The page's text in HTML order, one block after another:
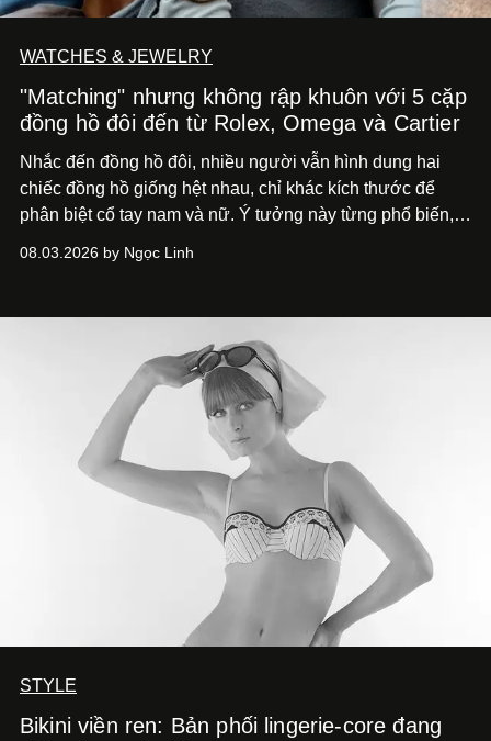
WATCHES & JEWELRY
"Matching" nhưng không rập khuôn với 5 cặp
đồng hồ đôi đến từ Rolex, Omega và Cartier
Nhắc đến đồng hồ đôi, nhiều người vẫn hình dung hai
chiếc đồng hồ giống hệt nhau, chỉ khác kích thước để
phân biệt cổ tay nam và nữ. Ý tưởng này từng phổ biến,
khá rập khuôn. Nói lời tạm biết hai phiên bản nam nữ
mải miết tìm kiếm sự đồng nhất tuyệt đối. Họ để những
đường nét, tỷ lệ và bảng màu nối liền hai thiết kế, dù mỗi
phiên bản vẫn mang linh hồn riêng.
08.03.2026 by Ngọc Linh
STYLE
Bikini viền ren: Bản phối lingerie-core đang